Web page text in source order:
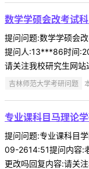
数学学硕会改考试
提问问题:数学学硕会
提问人:13***86时间
请关注我校研究生网
吉林师范大学考研问题
专业课科目马理论
提问问题:专业课科目
09-2614:51提问内容:
更改吗回复内容:请关